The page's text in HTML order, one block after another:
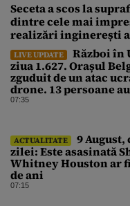
Seceta a scos la
dintre cele mai
realizări inginerești
Imperiului Roman
LIVE UPDATE
Război în
ziua 1.627. Orașul
zguduit de un atac
drone. 13 persoane
și mai multe clădiri,
07:35
ACTUALITATE
9
zilei: Este asasinată
Whitney Houston ar
de ani
07:15